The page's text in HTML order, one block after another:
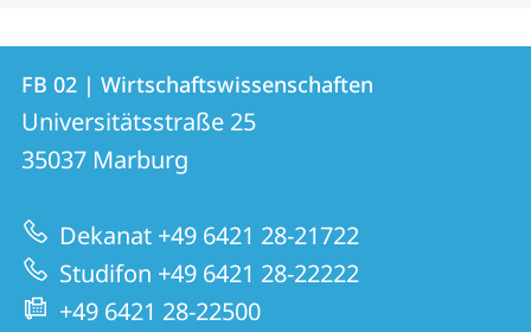
Kontakt
und
Informationen
zur
Website
Kontaktinformationen
FB
02
|
Wirtschaftswissenschaften
FB 02 | Wirtschaftswissenschaften
Universitätsstraße 25
35037 Marburg
Dekanat +49 6421 28-21722
Studifon +49 6421 28-22222
+49 6421 28-22500